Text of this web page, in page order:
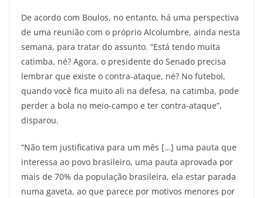
De acordo com Boulos, no entanto, há uma perspectiva
de uma reunião com o próprio Alcolumbre, ainda nesta
semana, para tratar do assunto. “Está tendo muita
catimba, né? Agora, o presidente do Senado precisa
lembrar que existe o contra-ataque, né? No futebol,
quando você fica muito ali na defesa, na catimba, pode
perder a bola no meio-campo e ter contra-ataque”,
disparou.
“Não tem justificativa para um mês […] uma pauta que
interessa ao povo brasileiro, uma pauta aprovada por
mais de 70% da população brasileira, ela estar parada
numa gaveta, ao que parece por motivos menores por